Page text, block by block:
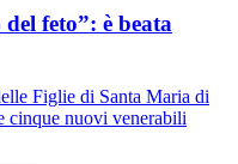
feto”: è beata
Figlie di Santa Maria di
cinque nuovi venerabili